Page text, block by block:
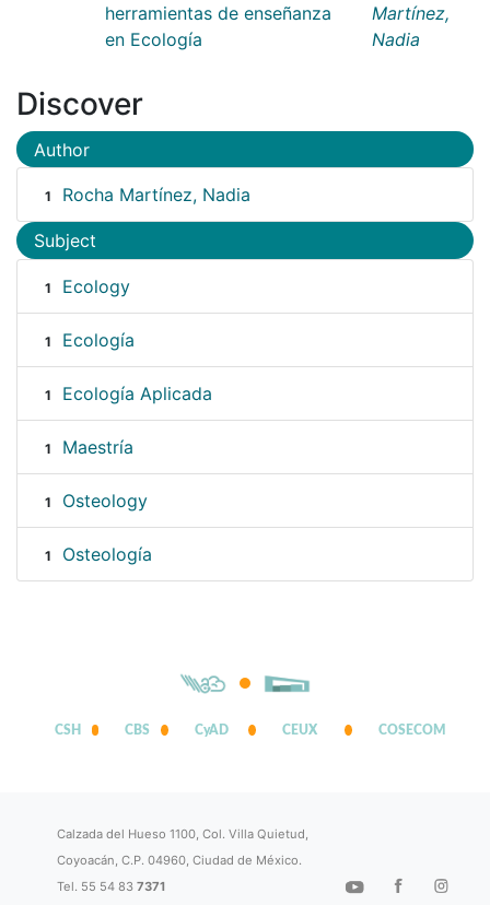
herramientas de enseñanza
en Ecología
Martínez,
Nadia
Discover
Author
1 Rocha Martínez, Nadia
Subject
1 Ecology
1 Ecología
1 Ecología Aplicada
1 Maestría
1 Osteology
1 Osteología
CSH CBS CyAD CEUX COSECOM
Calzada del Hueso 1100, Col. Villa Quietud,
Coyoacán, C.P. 04960, Ciudad de México.
Tel. 55 54 837371